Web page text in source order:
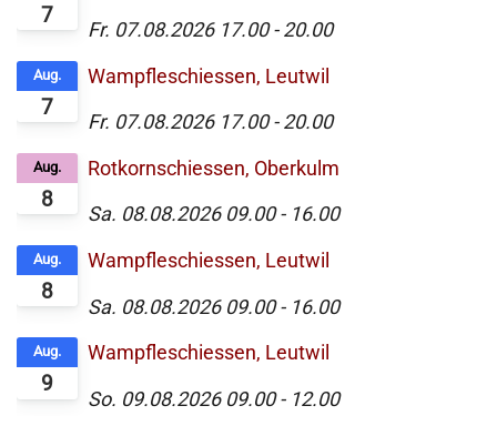
7
Fr. 07.08.2026 17.00 - 20.00
7
Aug.
Wampfleschiessen, Leutwil
Fr. 07.08.2026 17.00 - 20.00
8
Aug.
Rotkornschiessen, Oberkulm
Sa. 08.08.2026 09.00 - 16.00
8
Aug.
Wampfleschiessen, Leutwil
Sa. 08.08.2026 09.00 - 16.00
9
Aug.
Wampfleschiessen, Leutwil
So. 09.08.2026 09.00 - 12.00